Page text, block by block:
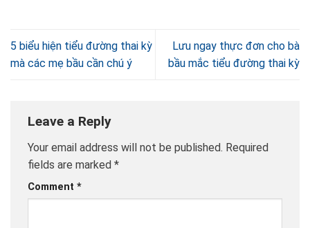
5 biểu hiện tiểu đường thai kỳ
mà các mẹ bầu cần chú ý
Lưu ngay thực đơn cho bà
bầu mắc tiểu đường thai kỳ
Leave a Reply
Your email address will not be published. Required
fields are marked *
Comment *